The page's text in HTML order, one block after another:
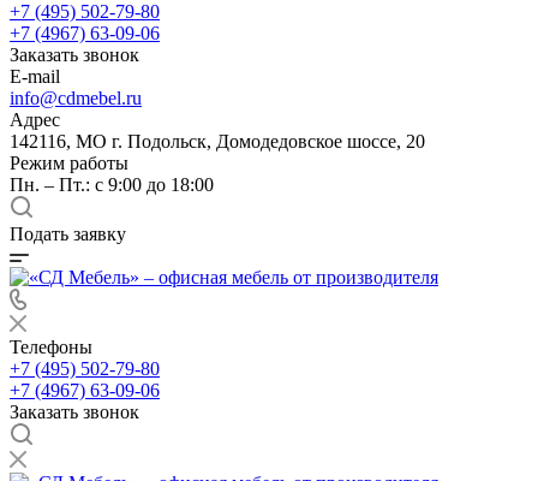
+7 (495) 502-79-80
+7 (4967) 63-09-06
Заказать звонок
E-mail
info@cdmebel.ru
Адрес
142116, МО г. Подольск, Домодедовское шоссе, 20
Режим работы
Пн. – Пт.: с 9:00 до 18:00
Подать заявку
Телефоны
+7 (495) 502-79-80
+7 (4967) 63-09-06
Заказать звонок